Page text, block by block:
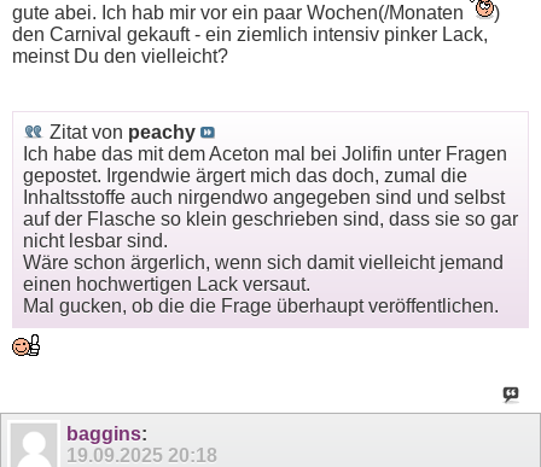
gute abei. Ich hab mir vor ein paar Wochen(/Monaten
)
den Carnival gekauft - ein ziemlich intensiv pinker Lack,
meinst Du den vielleicht?
Zitat von peachy
Ich habe das mit dem Aceton mal bei Jolifin unter Fragen
gepostet. Irgendwie ärgert mich das doch, zumal die
Inhaltsstoffe auch nirgendwo angegeben sind und selbst
auf der Flasche so klein geschrieben sind, dass sie so gar
nicht lesbar sind.
Wäre schon ärgerlich, wenn sich damit vielleicht jemand
einen hochwertigen Lack versaut.
Mal gucken, ob die die Frage überhaupt veröffentlichen.
baggins:
19.09.2025 20:18